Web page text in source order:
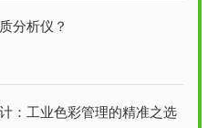
分析仪？
：工业色彩管理的精准之选